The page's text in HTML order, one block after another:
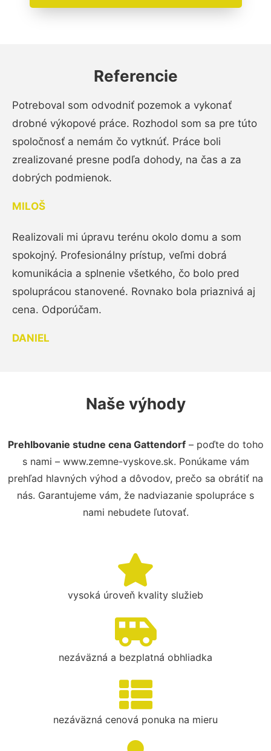
Referencie
Potreboval som odvodniť pozemok a vykonať
drobné výkopové práce. Rozhodol som sa pre túto
spoločnosť a nemám čo vytknúť. Práce boli
zrealizované presne podľa dohody, na čas a za
dobrých podmienok.
MILOŠ
Realizovali mi úpravu terénu okolo domu a som
spokojný. Profesionálny prístup, veľmi dobrá
komunikácia a splnenie všetkého, čo bolo pred
spoluprácou stanovené. Rovnako bola priaznivá aj
cena. Odporúčam.
DANIEL
Naše výhody
Prehlbovanie studne cena Gattendorf– poďte do toho
s nami – www.zemne-vyskove.sk. Ponúkame vám
prehľad hlavných výhod a dôvodov, prečo sa obrátiť na
nás. Garantujeme vám, že nadviazanie spolupráce s
nami nebudete ľutovať.
vysoká úroveň kvality služieb
nezáväzná a bezplatná obhliadka
nezáväzná cenová ponuka na mieru